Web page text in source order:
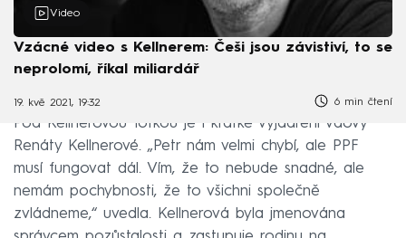
Video
Vzácné video s Kellnerem: Češi jsou závistiví, to se
neprolomí, říkal miliardář
19. kvě 2021, 19:32 6 min čtení
Pod Kellnerovou fotkou je i krátké vyjádření vdovy
Renáty Kellnerové. „Petr nám velmi chybí, ale PPF
musí fungovat dál. Vím, že to nebude snadné, ale
nemám pochybnosti, že to všichni společně
zvládneme,“ uvedla. Kellnerová byla jmenována